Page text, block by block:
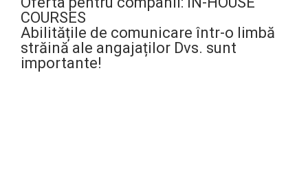
COURSES
Abilitățile de comunicare într-o limbă
străină ale angajaților Dvs. sunt
importante!